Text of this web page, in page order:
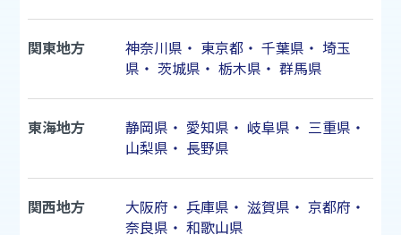
関東地方 神奈川県 ・ 東京都・ 千葉県 ・ 埼玉
県 ・ 茨城県 ・ 栃木県 ・ 群馬県
東海地方 静岡県 ・ 愛知県 ・ 岐阜県 ・ 三重県 ・
山梨県 ・ 長野県
関西地方 大阪府 ・ 兵庫県 ・ 滋賀県 ・ 京都府 ・
奈良県 ・ 和歌山県